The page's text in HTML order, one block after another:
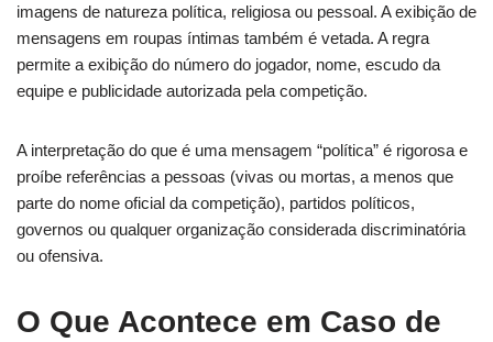
imagens de natureza política, religiosa ou pessoal. A exibição de
mensagens em roupas íntimas também é vetada. A regra
permite a exibição do número do jogador, nome, escudo da
equipe e publicidade autorizada pela competição.
A interpretação do que é uma mensagem “política” é rigorosa e
proíbe referências a pessoas (vivas ou mortas, a menos que
parte do nome oficial da competição), partidos políticos,
governos ou qualquer organização considerada discriminatória
ou ofensiva.
O Que Acontece em Caso de